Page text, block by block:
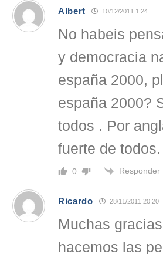
Albert 10/12/2011 1:24
No habeis
y democracia
españa 2000,
españa 2000?
todos . Por
fuerte de todos.
0 Responder
Ricardo 28/11/2011 20:20
Muchas
hacemos las